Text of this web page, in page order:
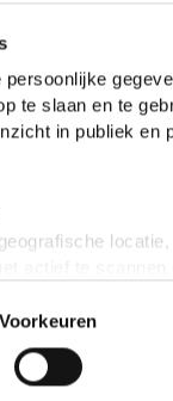
te slaan en te
in publiek
intrekken in de
te
Voorkeuren